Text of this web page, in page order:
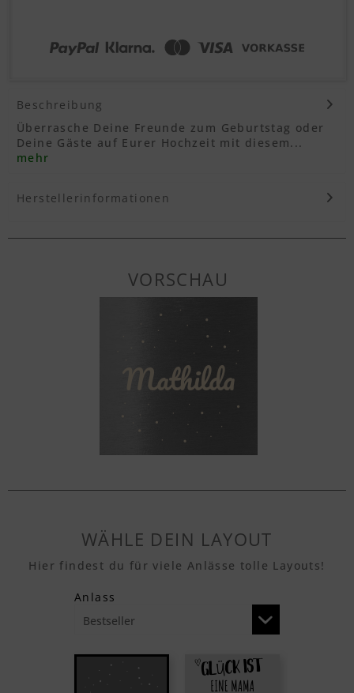
Beschreibung
Überrasche Deine Freunde zum Geburtstag oder
Deine Gäste auf Eurer Hochzeit mit diesem...
mehr
Herstellerinformationen
VORSCHAU
WÄHLE DEIN LAYOUT
Hier findest du für viele Anlässe tolle Layouts!
Anlass